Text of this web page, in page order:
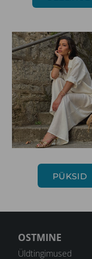
PÜKSID
OSTMINE
Üldtingimused